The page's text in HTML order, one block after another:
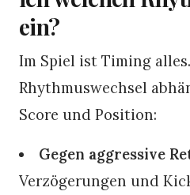
ein?
Im Spiel ist Timing
Rhythmuswechsel
Score und Position:
Gegen aggressive
Verzögerungen und